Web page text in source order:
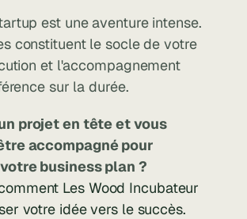
est une aventure intense.
constituent le socle de votre
et l'accompagnement
sur la durée.
projet en tête et vous
accompagné pour
business plan ?
Les Wood Incubateur
votre idée vers le succès.